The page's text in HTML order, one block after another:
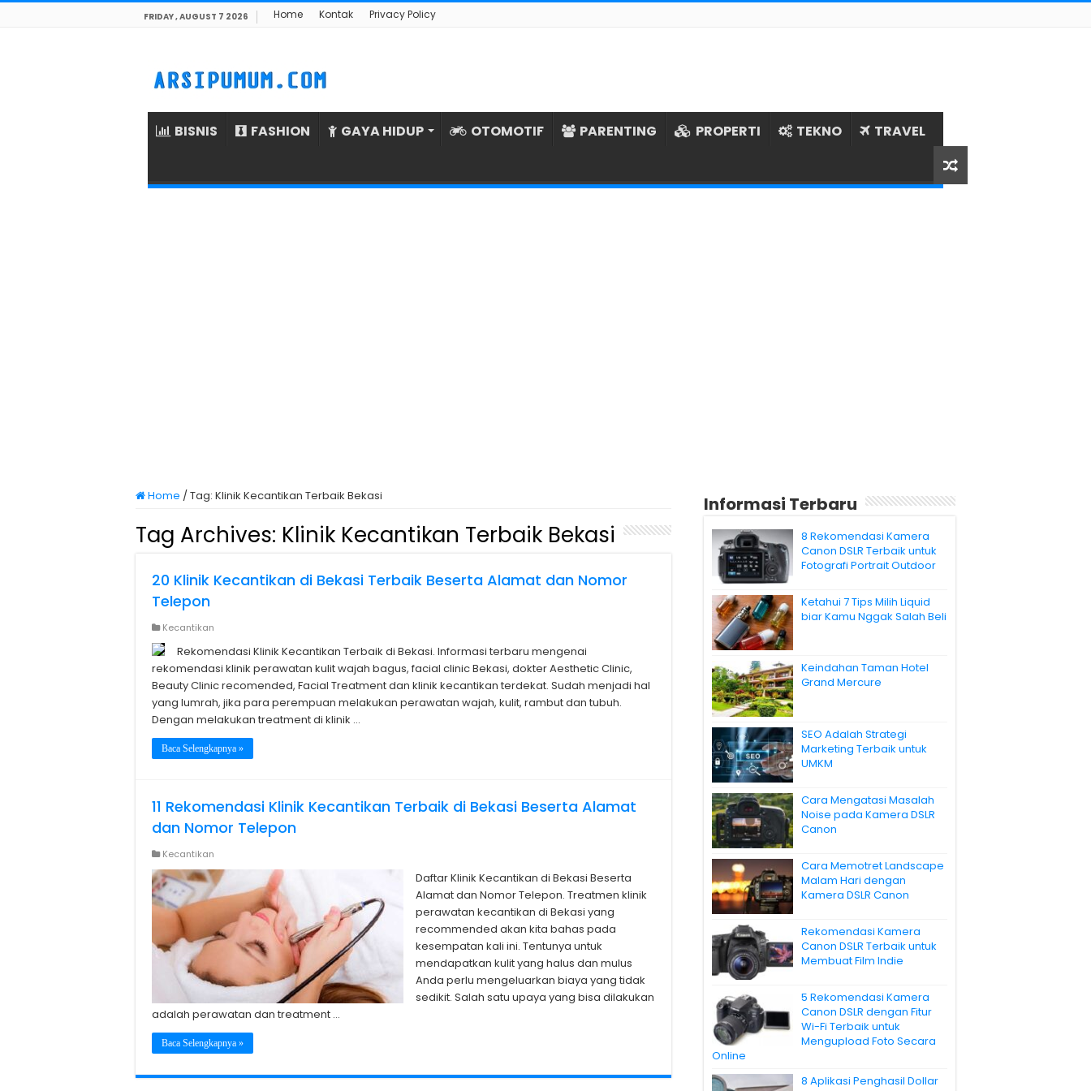
FRIDAY , AUGUST 7 2026 Home Kontak Privacy Policy
BISNIS FASHION GAYA HIDUP OTOMOTIF PARENTING PROPERTI TEKNO TRAVEL
Home /Tag: Klinik Kecantikan Terbaik Bekasi
Tag Archives: Klinik Kecantikan Terbaik Bekasi
20 Klinik Kecantikan di Bekasi Terbaik Beserta Alamat dan Nomor
Telepon
Kecantikan
Rekomendasi Klinik Kecantikan Terbaik di Bekasi. Informasi terbaru mengenai
rekomendasi klinik perawatan kulit wajah bagus, facial clinic Bekasi, dokter Aesthetic Clinic,
Beauty Clinic recomended, Facial Treatment dan klinik kecantikan terdekat. Sudah menjadi hal
yang lumrah, jika para perempuan melakukan perawatan wajah, kulit, rambut dan tubuh.
Dengan melakukan treatment di klinik …
Baca Selengkapnya »
11 Rekomendasi Klinik Kecantikan Terbaik di Bekasi Beserta Alamat
dan Nomor Telepon
Kecantikan
Daftar Klinik Kecantikan di Bekasi Beserta
Alamat dan Nomor Telepon. Treatmen klinik
perawatan kecantikan di Bekasi yang
recommended akan kita bahas pada
kesempatan kali ini. Tentunya untuk
mendapatkan kulit yang halus dan mulus
Anda perlu mengeluarkan biaya yang tidak
sedikit. Salah satu upaya yang bisa dilakukan
adalah perawatan dan treatment …
Baca Selengkapnya »
Informasi Terbaru
8 Rekomendasi Kamera
Canon DSLR Terbaik untuk
Fotografi Portrait Outdoor
Ketahui 7 Tips Milih Liquid
biar Kamu Nggak Salah Beli
Keindahan Taman Hotel
Grand Mercure
SEO Adalah Strategi
Marketing Terbaik untuk
UMKM
Cara Mengatasi Masalah
Noise pada Kamera DSLR
Canon
Cara Memotret Landscape
Malam Hari dengan
Kamera DSLR Canon
Rekomendasi Kamera
Canon DSLR Terbaik untuk
Membuat Film Indie
5 Rekomendasi Kamera
Canon DSLR dengan Fitur
Wi-Fi Terbaik untuk
Mengupload Foto Secara
Online
8 Aplikasi Penghasil Dollar